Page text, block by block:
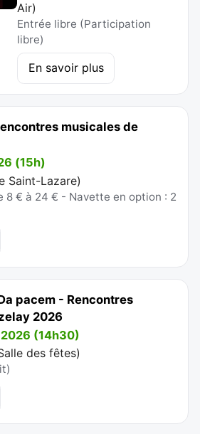
Air)
Entrée libre (Participation
libre)
En savoir plus
musicales de
(15h)
Saint-Lazare)
8 € à 24 € - Navette en option : 2
pacem - Rencontres
2026
(14h30)
des fêtes)